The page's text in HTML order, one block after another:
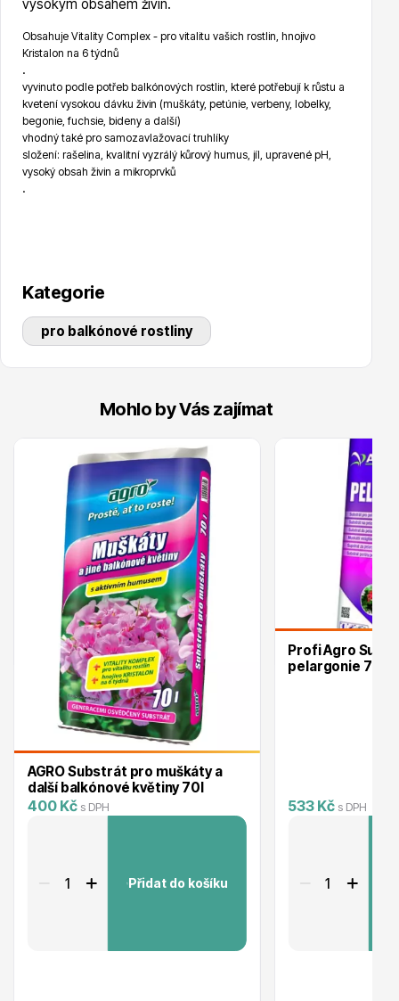
Hortenzie
Růže KORDES
Drobná ovoce
Substráty, hnojiva, kůra
vysokým obsahem živin.
Obsahuje Vitality Complex - pro vitalitu vašich rostlin, hnojivo
Kristalon na 6 týdnů
.
vyvinuto podle potřeb balkónových rostlin, které potřebují k růstu a
kvetení vysokou dávku živin (muškáty, petúnie, verbeny, lobelky,
begonie, fuchsie, bideny a další)
vhodný také pro samozavlažovací truhlíky
složení: rašelina, kvalitní vyzrálý kůrový humus, jíl, upravené pH,
vysoký obsah živin a mikroprvků
.
Kategorie
pro balkónové rostliny
Mohlo by Vás zajímat
AGRO Substrát pro muškáty a
další balkónové květiny 70l
400 Kč s DPH
Přidat do košíku
Profi Agro
pelargonie 75l
533 Kč s DPH